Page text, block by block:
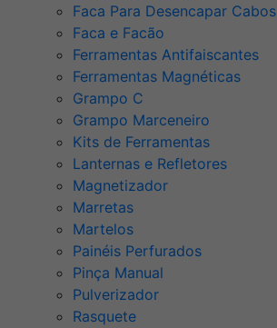
Faca Para Desencapar Cabos
Faca e Facão
Ferramentas Antifaiscantes
Ferramentas Magnéticas
Grampo C
Grampo Marceneiro
Kits de Ferramentas
Lanternas e Refletores
Magnetizador
Marretas
Martelos
Painéis Perfurados
Pinça Manual
Pulverizador
Rasquete